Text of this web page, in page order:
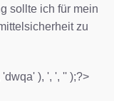
sollte ich für mein
zu
'dwqa' ), ', ', '' );?>